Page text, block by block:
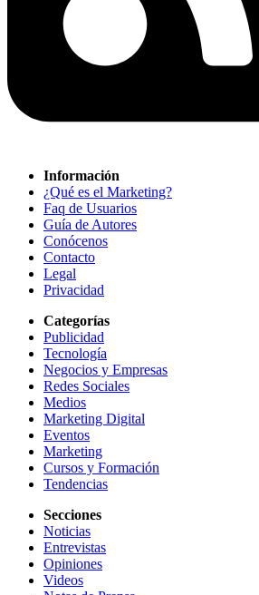
Información
¿Qué es el Marketing?
Faq de Usuarios
Guía de Autores
Conócenos
Contacto
Legal
Privacidad
Categorías
Publicidad
Tecnología
Negocios y Empresas
Redes Sociales
Medios
Marketing Digital
Eventos
Marketing
Cursos y Formación
Tendencias
Secciones
Noticias
Entrevistas
Opiniones
Videos